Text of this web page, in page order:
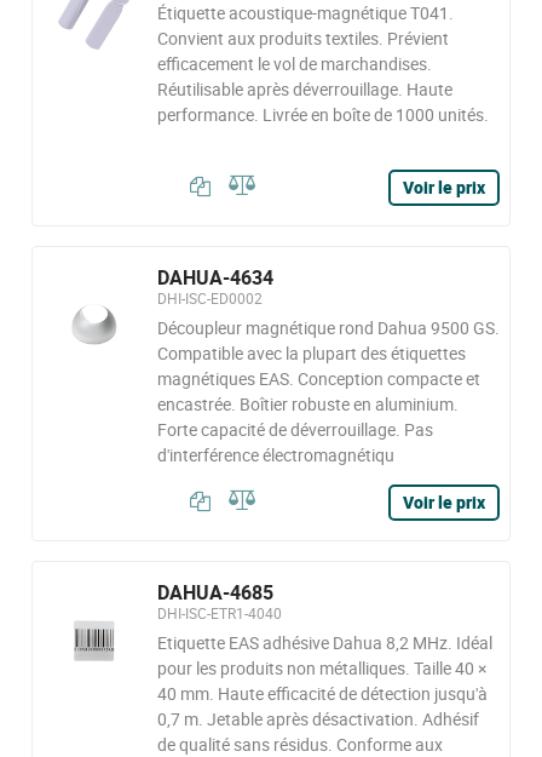
Étiquette acoustique-magnétique T041.
Convient aux produits textiles. Prévient
efficacement le vol de marchandises.
Réutilisable après déverrouillage. Haute
performance. Livrée en boîte de 1000 unités.
Voir le prix
DAHUA-4634
DHI-ISC-ED0002
Découpleur magnétique rond Dahua 9500 GS.
Compatible avec la plupart des étiquettes
magnétiques EAS. Conception compacte et
encastrée. Boîtier robuste en aluminium.
Forte capacité de déverrouillage. Pas
d'interférence électromagnétiqu
Voir le prix
DAHUA-4685
DHI-ISC-ETR1-4040
Etiquette EAS adhésive Dahua 8,2 MHz. Idéal
pour les produits non métalliques. Taille 40 ×
40 mm. Haute efficacité de détection jusqu'à
0,7 m. Jetable après désactivation. Adhésif
de qualité sans résidus. Conforme aux